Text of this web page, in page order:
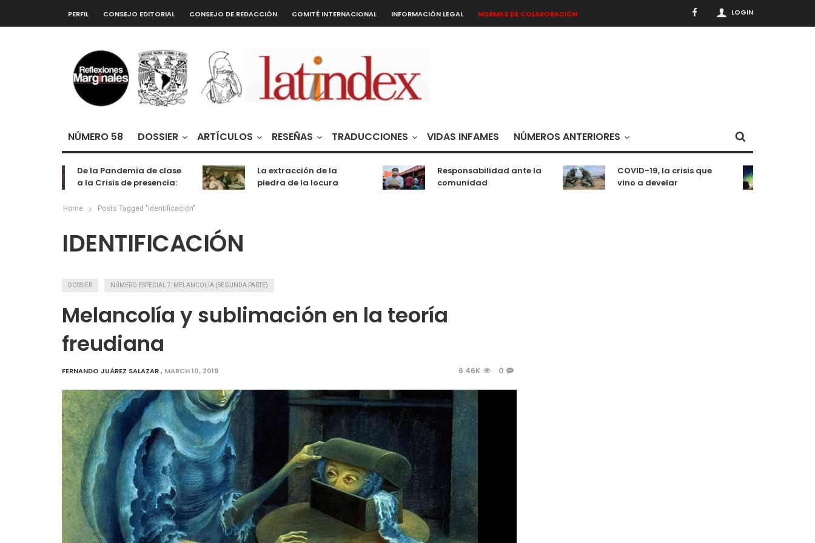
LOGIN
PERFIL CONSEJO EDITORIAL CONSEJO DE REDACCIÓN COMITÉ INTERNACIONAL INFORMACIÓN LEGAL NORMAS DE COLABORACIÓN
NÚMERO 58 DOSSIER ARTÍCULOS RESEÑAS TRADUCCIONES VIDAS INFAMES NÚMEROS ANTERIORES
De la Pandemia de clase
a la Crisis de presencia:
entretenimiento
La extracción de la
piedra de la locura
Responsabilidad ante la
comunidad
COVID-19, la crisis que
vino a develar
Home Posts Tagged "identificación"
IDENTIFICACIÓN
DOSSIER NÚMERO ESPECIAL 7: MELANCOLÍA (SEGUNDA PARTE)
Melancolía y sublimación en la teoría
freudiana
FERNANDO JUÁREZ SALAZAR, MARCH 10, 2019 6.46K 0